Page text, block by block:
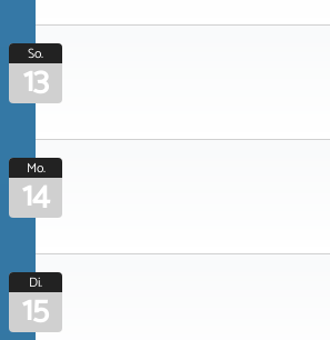
So.
13
Mo.
14
Di.
15